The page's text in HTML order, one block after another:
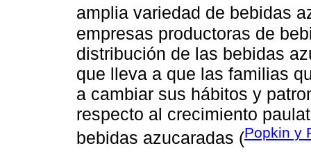
amplia variedad de bebidas
empresas productoras de
distribución de las bebidas
que lleva a que las familias
a cambiar sus hábitos y
respecto al crecimiento
bebidas azucaradas (Popkin y